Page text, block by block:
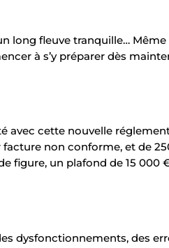
long fleuve tranquille…
à s’y préparer dès
avec cette nouvelle
non conforme, et de
figure, un plafond de 15 000
dysfonctionnements, des